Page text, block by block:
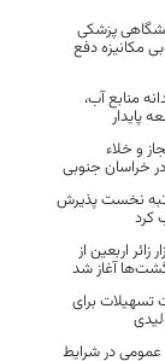
پزشکی
مکانیزه دفع
منابع آب،
پایدار
و خلاء
خراسان جنوبی
نخست پذیرش
کرد
5 هزار زائر اربعین از
آغاز شد
تسهیلات برای
در شرایط